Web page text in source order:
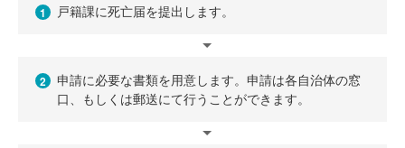
1 戸籍課に死亡届を提出します。
2
申請に必要な書類を用意します。申請は各自治体の窓
口、もしくは郵送にて行うことができます。